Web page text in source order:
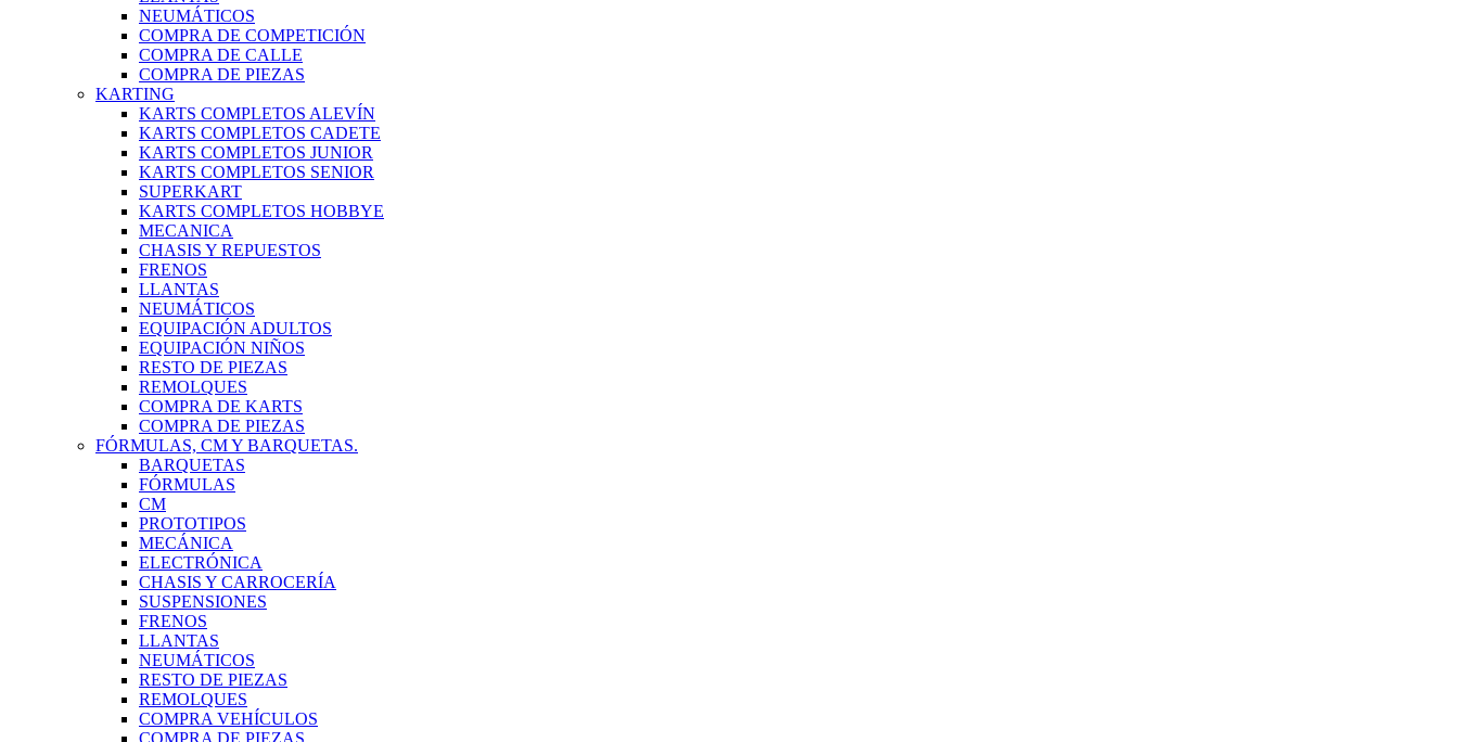
NEUMÁTICOS
COMPRA DE COMPETICIÓN
COMPRA DE CALLE
COMPRA DE PIEZAS
KARTING
KARTS COMPLETOS ALEVÍN
KARTS COMPLETOS CADETE
KARTS COMPLETOS JUNIOR
KARTS COMPLETOS SENIOR
SUPERKART
KARTS COMPLETOS HOBBYE
MECANICA
CHASIS Y REPUESTOS
FRENOS
LLANTAS
NEUMÁTICOS
EQUIPACIÓN ADULTOS
EQUIPACIÓN NIÑOS
RESTO DE PIEZAS
REMOLQUES
COMPRA DE KARTS
COMPRA DE PIEZAS
FÓRMULAS, CM Y BARQUETAS.
BARQUETAS
FÓRMULAS
CM
PROTOTIPOS
MECÁNICA
ELECTRÓNICA
CHASIS Y CARROCERÍA
SUSPENSIONES
FRENOS
LLANTAS
NEUMÁTICOS
RESTO DE PIEZAS
REMOLQUES
COMPRA VEHÍCULOS
COMPRA DE PIEZAS